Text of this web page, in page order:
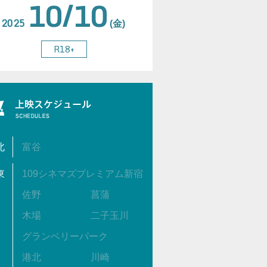
2025 10/10 (金)
R18+
富谷
109シネマズプレミアム新宿
佐野 菖蒲
木場 二子玉川
グランベリーパーク
港北 川崎